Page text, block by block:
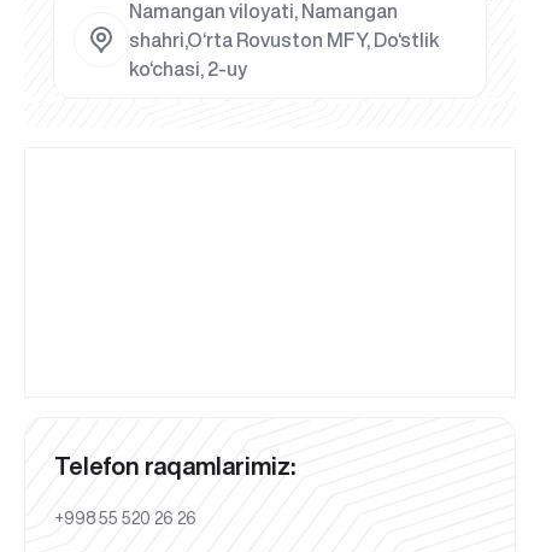
Namangan viloyati, Namangan
shahri,O‘rta Rovuston MFY, Do‘stlik
ko‘chasi, 2-uy
Telefon raqamlarimiz:
+998 55 520 26 26